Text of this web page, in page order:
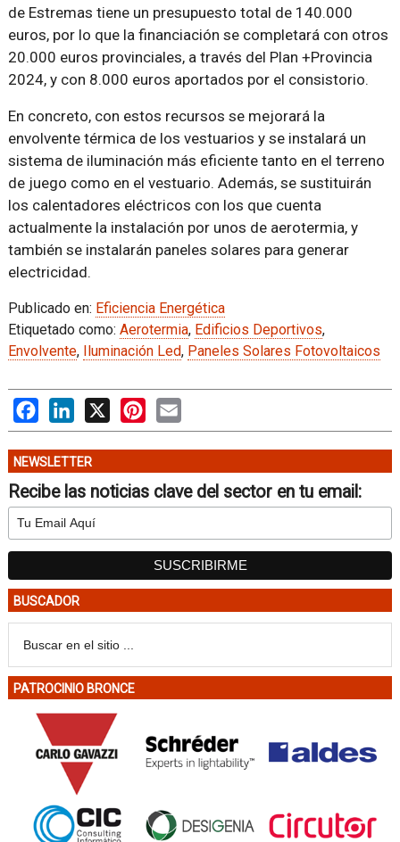
de Estremas tiene un presupuesto total de 140.000
euros, por lo que la financiación se completará con otros
20.000 euros provinciales, a través del Plan +Provincia
2024, y con 8.000 euros aportados por el consistorio.
En concreto, con estos recursos se mejorará la
envolvente térmica de los vestuarios y se instalará un
sistema de iluminación más eficiente tanto en el terreno
de juego como en el vestuario. Además, se sustituirán
los calentadores eléctricos con los que cuenta
actualmente la instalación por unos de aerotermia, y
también se instalarán paneles solares para generar
electricidad.
Publicado en: Eficiencia Energética
Etiquetado como: Aerotermia, Edificios Deportivos,
Envolvente, Iluminación Led, Paneles Solares Fotovoltaicos
FacebookLinkedIn
X PinterestEmail
NEWSLETTER
Recibe las noticias clave del sector en tu email:
BUSCADOR
PATROCINIO BRONCE